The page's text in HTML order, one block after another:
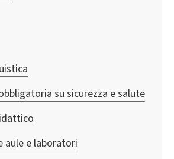
su sicurezza e salute
aule e laboratori